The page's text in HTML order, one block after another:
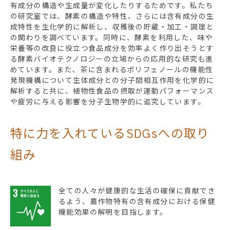
有成分の構造や生成量が変化したりするためです。私たち
の研究室では、酵素の構造や特性、さらには含有成分の生
成特性を生化学的に解析し、収穫後の貯蔵・加工・調理と
の関わりを調べています。同時に、酵素を利用した、味や
栄養等の改良に役立つ食品成分を効率よく作り出そうとす
る酵素バイオテクノロジーの立場からの応用的な研究も進
めています。また、茶に含まれるポリフェノールの機能性
発現機構について生体成分との分子間相互作用を化学的に
解析すると共に、植物性食品の摂取が運動パフォーマンス
や疲労に与える影響を分子生物学的に追究しています。
特に力を入れているSDGsへの取り
組み
全ての人々が健康的な生活の確保に貢献でき
るよう、農作物特有の含有成分における保健
機能効果の解明を目指します。